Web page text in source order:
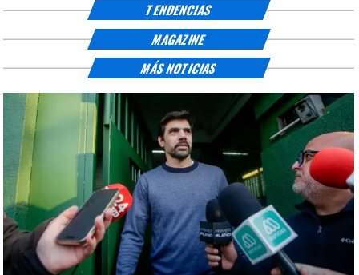
TENDENCIAS
MAGAZINE
MÁS NOTICIAS